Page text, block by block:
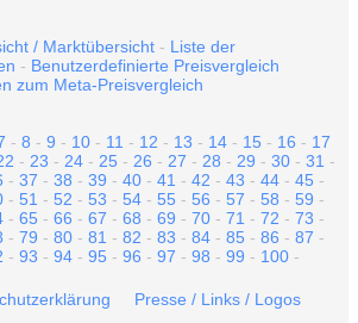
/ Marktübersicht - Liste der
- Benutzerdefinierte Preisvergleich
zum Meta-Preisvergleich
- 8 - 9 - 10 - 11 - 12 - 13 - 14 - 15 - 16 - 17
- 23 - 24 - 25 - 26 - 27 - 28 - 29 - 30 - 31 -
- 37 - 38 - 39 - 40 - 41 - 42 - 43 - 44 - 45 -
- 51 - 52 - 53 - 54 - 55 - 56 - 57 - 58 - 59 -
- 65 - 66 - 67 - 68 - 69 - 70 - 71 - 72 - 73 -
- 79 - 80 - 81 - 82 - 83 - 84 - 85 - 86 - 87 -
- 93 - 94 - 95 - 96 - 97 - 98 - 99 - 100 -
Presse / Links / Logos